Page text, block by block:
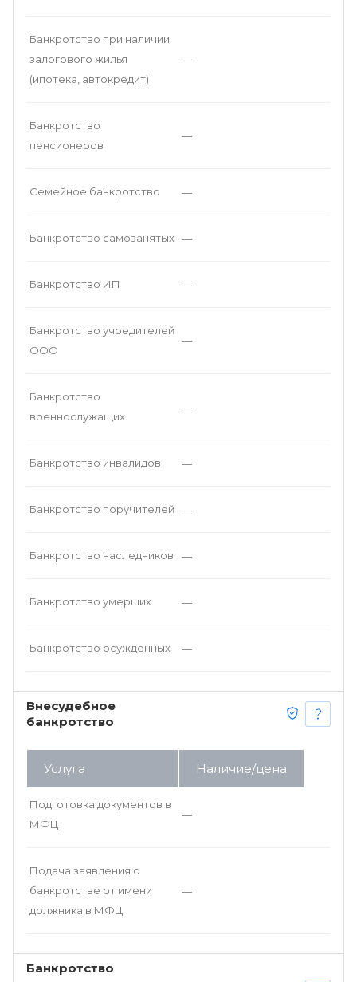
Банкротство при наличии
залогового жилья
(ипотека, автокредит)
—
Банкротство
пенсионеров
—
Семейное банкротство —
Банкротство самозанятых —
Банкротство ИП —
Банкротство учредителей
ООО
—
Банкротство
военнослужащих
—
Банкротство инвалидов —
Банкротство поручителей —
Банкротство наследников —
Банкротство умерших —
Банкротство осужденных —
Внесудебное
банкротство
Услуга Наличие/цена
Подготовка документов в
МФЦ
—
Подача заявления о
банкротстве от имени
должника в МФЦ
—
Банкротство